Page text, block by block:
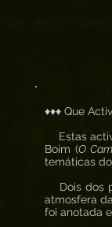
♦♦♦ Que
Estas
Boim (O
temáticas
Dois dos
atmosfera
foi anotada